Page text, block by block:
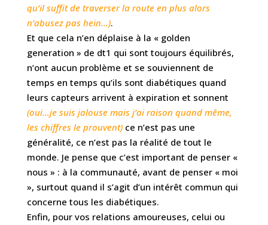
qu’il suffit de traverser la route en plus alors
n’abusez pas hein…).
Et que cela n’en déplaise à la « golden
generation » de dt1 qui sont toujours équilibrés,
n’ont aucun problème et se souviennent de
temps en temps qu’ils sont diabétiques quand
leurs capteurs arrivent à expiration et sonnent
(oui…je suis jalouse mais j’ai raison quand même,
les chiffres le prouvent)ce n’est pas une
généralité, ce n’est pas la réalité de tout le
monde. Je pense que c’est important de penser «
nous » : à la communauté, avant de penser « moi
», surtout quand il s’agit d’un intérêt commun qui
concerne tous les diabétiques.
Enfin, pour vos relations amoureuses, celui ou